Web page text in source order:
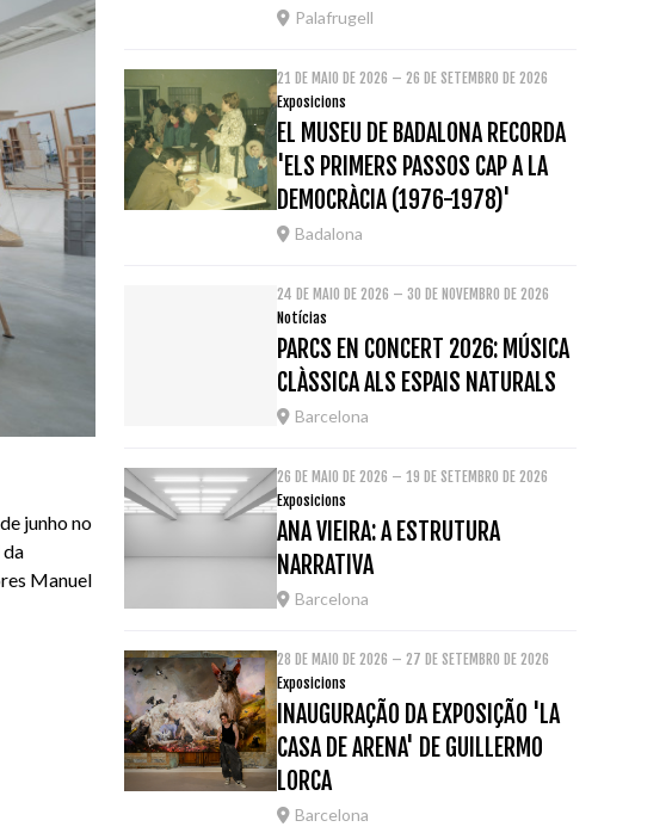
junho no
Manuel
Palafrugell
21 DE MAIO DE 2026 – 26 DE SETEMBRO DE 2026
Exposicions
EL MUSEU DE BADALONA RECORDA
'ELS PRIMERS PASSOS CAP A LA
DEMOCRÀCIA (1976-1978)'
Badalona
24 DE MAIO DE 2026 – 30 DE NOVEMBRO DE 2026
Notícias
PARCS EN CONCERT 2026: MÚSICA
CLÀSSICA ALS ESPAIS NATURALS
Barcelona
26 DE MAIO DE 2026 – 19 DE SETEMBRO DE 2026
Exposicions
ANA VIEIRA: A ESTRUTURA
NARRATIVA
Barcelona
28 DE MAIO DE 2026 – 27 DE SETEMBRO DE 2026
Exposicions
INAUGURAÇÃO DA EXPOSIÇÃO 'LA
CASA DE ARENA' DE GUILLERMO
LORCA
Barcelona